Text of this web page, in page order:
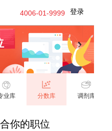
登录
4006-01-9999
业库 分数库 调剂库
你的职位